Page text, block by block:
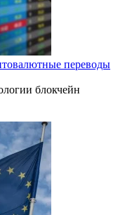
переводы
блокчейн